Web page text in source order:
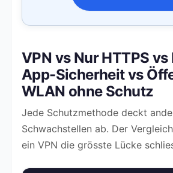
VPN vs Nur HTTPS
App-Sicherheit vs
WLAN ohne Schutz
Jede Schutzmethode deckt
Schwachstellen ab. Der
ein VPN die grösste Lücke